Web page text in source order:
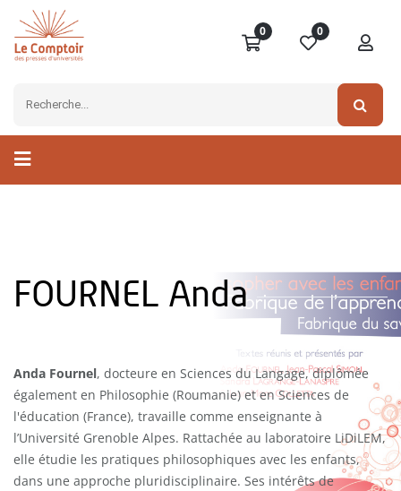
0 0
FOURNEL Anda
Anda Fournel, docteure en Sciences du Langage, diplômée
également en Philosophie (Roumanie) et en Sciences de
l'éducation (France), travaille comme enseignante à
l’Université Grenoble Alpes. Rattachée au laboratoire LiDiLEM,
elle étudie les pratiques philosophiques avec les enfants,
dans une approche pluridisciplinaire. Ses intérêts de